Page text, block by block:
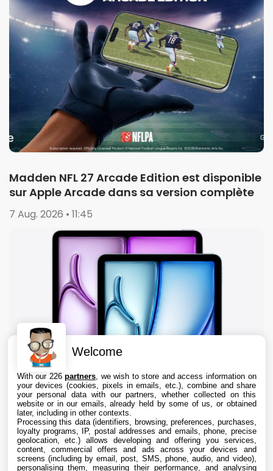
Madden NFL 27 Arcade Edition est disponible
sur Apple Arcade dans sa version complète
7 Aug. 2026 • 11:45
iPad : les ventes reculent de 8%, mais Apple
Welcome
With our 226partners , we wish to store and access information on
your devices (cookies, pixels in emails, etc.), combine and share
your personal data with our partners, whether collected on this
website or in our emails, already held by some of us, or obtained
later, including in other contexts.
Processing this data (identifiers, browsing, preferences, purchases,
loyalty programs, IP, postal addresses and emails, phone, precise
geolocation, etc.) allows developing and offering you services,
content, commercial offers and ads across your devices and
screens (including by email, post, SMS, phone, audio, and video),
personalising them, measuring their performance, and analysing